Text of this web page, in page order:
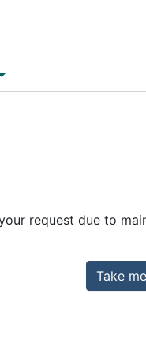
request due to
Take